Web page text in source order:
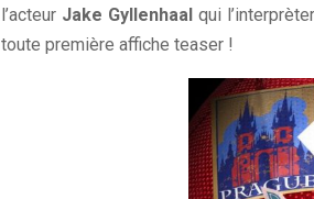
l’acteur Jake Gyllenhaal qui
toute première affiche teaser !